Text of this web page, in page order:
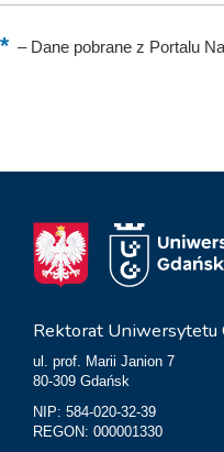
–Dane pobrane z Portalu
Rektorat Uniwersytetu
ul. prof. Marii Janion 7
80-309 Gdańsk
NIP: 584-020-32-39
REGON: 000001330